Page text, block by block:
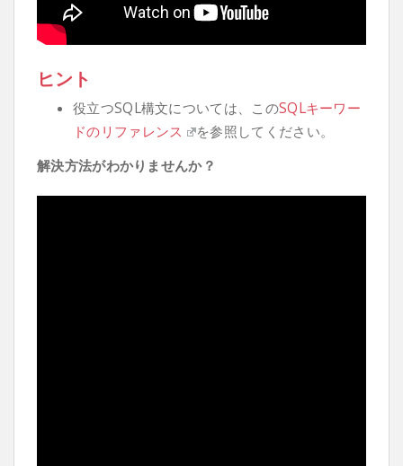
ヒント
役立つSQL構文については、このSQLキーワー
ドのリファレンス
を参照してください。
解決方法がわかりませんか？